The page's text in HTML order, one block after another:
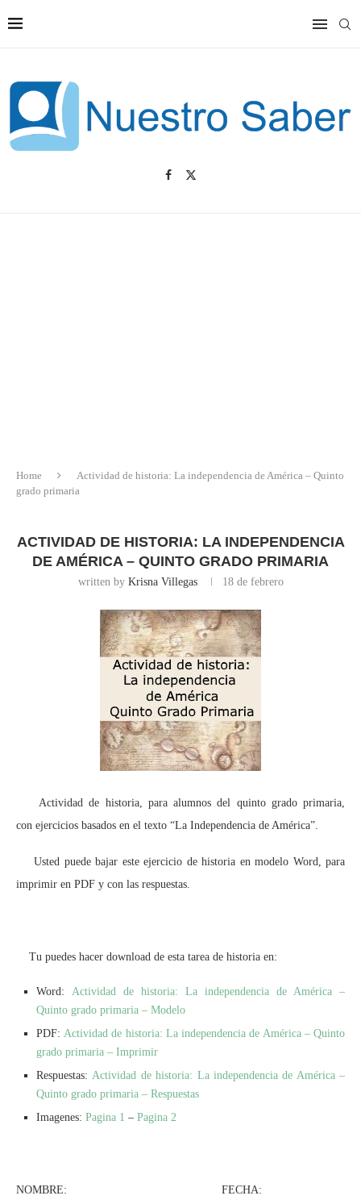
Home
Actividad de historia: La independencia de América – Quinto
grado primaria
ACTIVIDAD DE HISTORIA: LA INDEPENDENCIA
DE AMÉRICA – QUINTO GRADO PRIMARIA
written by Krisna Villegas 18 de febrero
Actividad de historia, para alumnos del quinto grado primaria,
con ejercicios basados en el texto “La Independencia de América”.
Usted puede bajar este ejercicio de historia en modelo Word, para
imprimir en PDF y con las respuestas.
Tu puedes hacer download de esta tarea de historia en:
Word: Actividad de historia: La independencia de América –
Quinto grado primaria – Modelo
PDF: Actividad de historia: La independencia de América – Quinto
grado primaria – Imprimir
Respuestas: Actividad de historia: La independencia de América –
Quinto grado primaria – Respuestas
Imagenes: Pagina 1 – Pagina 2
NOMBRE: FECHA: